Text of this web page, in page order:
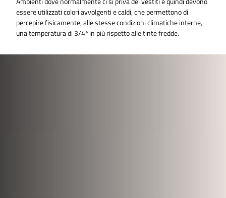
essere utilizzati colori avvolgenti e caldi, che permettono di
percepire fisicamente, alle stesse condizioni climatiche interne,
una temperatura di 3/4°in più rispetto alle tinte fredde.